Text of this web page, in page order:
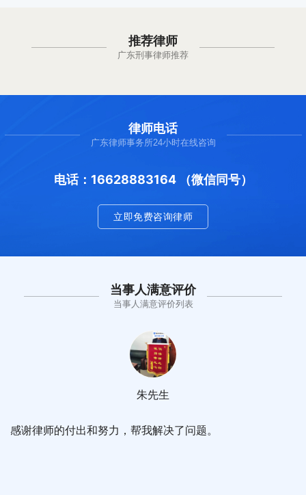
推荐律师
广东刑事律师推荐
律师电话
广东律师事务所24小时在线咨询
电话：16628883164 （微信同号）
立即免费咨询律师
当事人满意评价
当事人满意评价列表
感谢律师的付出和努力，帮我解决了问题。
朱先生